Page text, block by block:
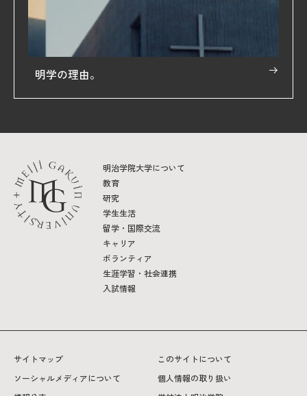
明学の理由。
明治学院大学について
教育
研究
学生生活
留学・国際交流
キャリア
ボランティア
生涯学習・社会連携
入試情報
サイトマップ
このサイトについて
ソーシャルメディアについて
個人情報の取り扱い